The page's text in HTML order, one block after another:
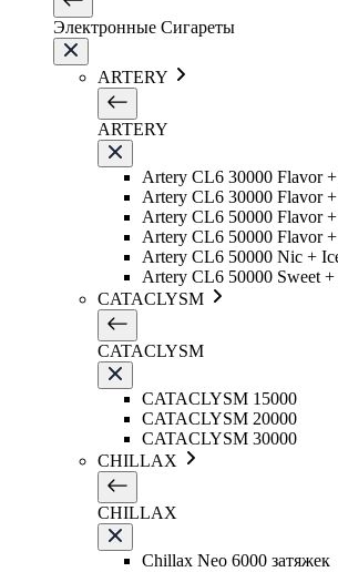
Электронные Сигареты
ARTERY
ARTERY
Artery CL6 30000 Flavor
Artery CL6 30000 Flavor
Artery CL6 50000 Flavor
Artery CL6 50000 Flavor
Artery CL6 50000 Nic +
Artery CL6 50000 Sweet +
CATACLYSM
CATACLYSM
CATACLYSM 15000
CATACLYSM 20000
CATACLYSM 30000
CHILLAX
CHILLAX
Chillax Neo 6000 затяжек